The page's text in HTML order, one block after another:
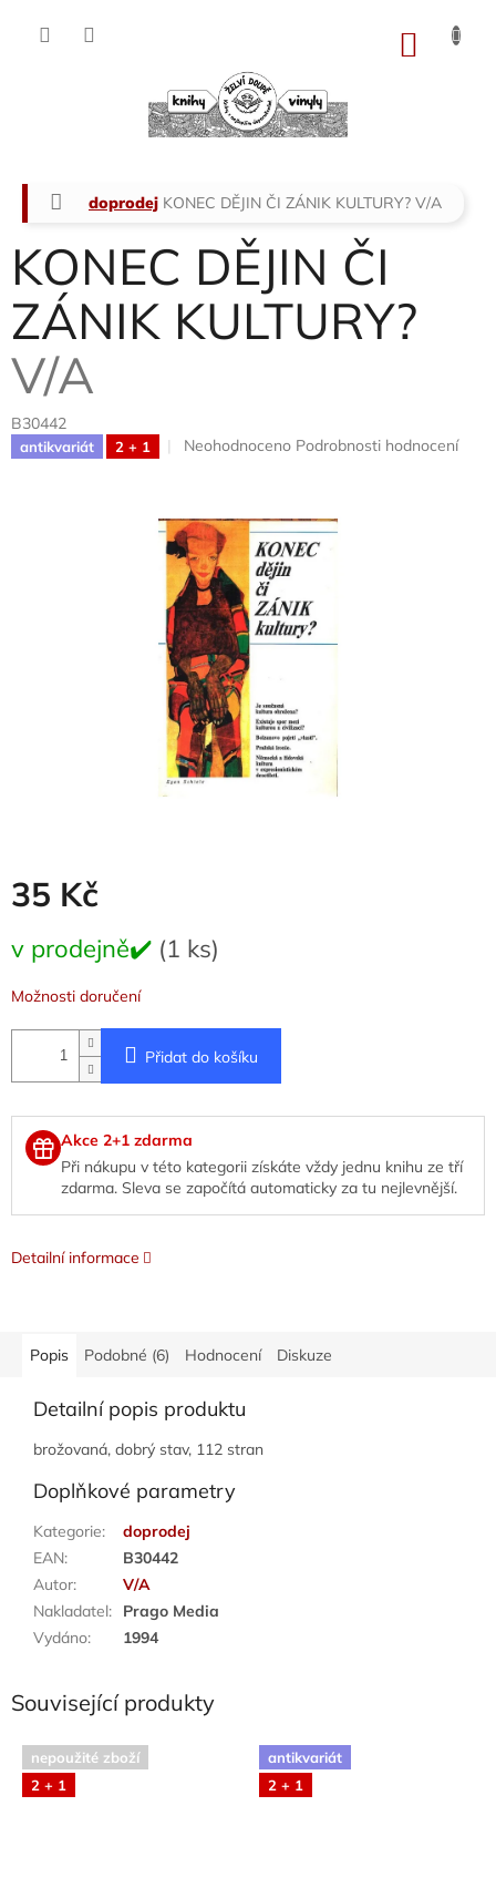
Domů
doprodej KONEC DĚJIN ČI ZÁNIK KULTURY? V/A
KONEC DĚJIN ČI
ZÁNIK KULTURY?
V/A
B30442
antikvariát 2 + 1
Průměrné
0,0
z
5
hvězdiček.
Neohodnoceno Podrobnosti hodnocení
35 Kč
cena:
v prodejně✔️ (1 ks)
Možnosti doručení
Přidat do košíku
Akce 2+1 zdarma
Při nákupu v této kategorii získáte vždy jednu knihu ze tří
zdarma. Sleva se započítá automaticky za tu nejlevnější.
Detailní informace
Popis Podobné (6) Hodnocení Diskuze
Detailní popis produktu
brožovaná, dobrý stav, 112 stran
Doplňkové parametry
Kategorie:
doprodej
EAN:
B30442
Autor:
V/A
Nakladatel:
Prago Media
Vydáno: 1994
Související produkty
nepoužité zboží
2 + 1
antikvariát
2 + 1